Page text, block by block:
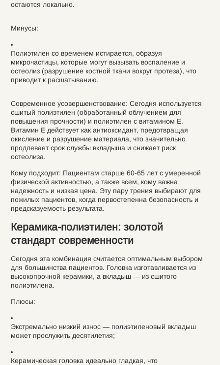
остаются локально.
Минусы:
Полиэтилен со временем истирается, образуя
микрочастицы, которые могут вызывать воспаление и
остеолиз (разрушение костной ткани вокруг протеза), что
приводит к расшатыванию.
Современное усовершенствование: Сегодня используется
сшитый полиэтилен (обработанный облучением для
повышения прочности) и полиэтилен с витамином Е.
Витамин Е действует как антиоксидант, предотвращая
окисление и разрушение материала, что значительно
продлевает срок службы вкладыша и снижает риск
остеолиза.
Кому подходит: Пациентам старше 60-65 лет с умеренной
физической активностью, а также всем, кому важна
надежность и низкая цена. Эту пару трения выбирают для
пожилых пациентов, когда первостепенна безопасность и
предсказуемость результата.
Керамика-полиэтилен: золотой
стандарт современности
Сегодня эта комбинация считается оптимальным выбором
для большинства пациентов. Головка изготавливается из
высокопрочной керамики, а вкладыш — из сшитого
полиэтилена.
Плюсы:
Экстремально низкий износ — полиэтиленовый вкладыш
может прослужить десятилетия;
Керамическая головка идеально гладкая, что